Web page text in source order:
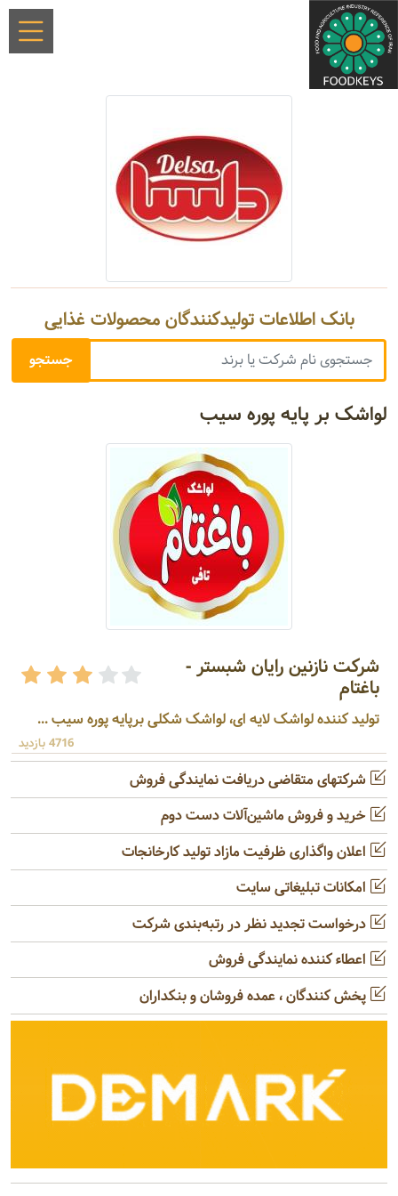
بانک اطلاعات تولیدکنندگان محصولات غذایی
لواشک بر پایه پوره سیب
شرکت نازنین رایان شبستر -
باغتام
تولید کننده لواشک لایه ای، لواشک شکلی برپایه پوره سیب ...
4716 بازدید
شرکتهای متقاضی دریافت نمایندگی فروش
خرید و فروش ماشین‌آلات دست دوم
اعلان واگذاری ظرفیت مازاد تولید کارخانجات
امکانات تبلیغاتی سایت
درخواست تجدید نظر در رتبه‌بندی شرکت
اعطاء کننده نمایندگی فروش
پخش کنندگان ، عمده فروشان و بنکداران